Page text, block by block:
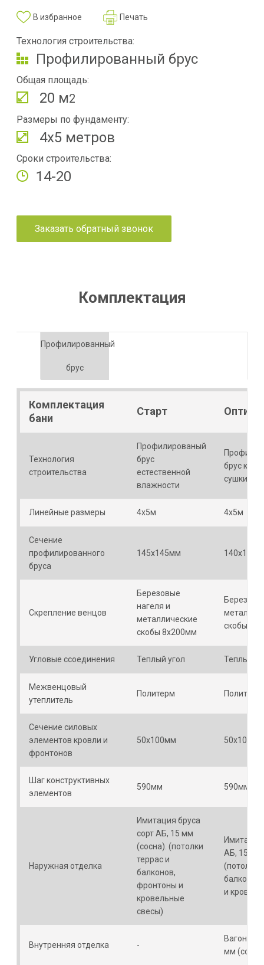
В избранное Печать
Технология строительства:
Профилированный брус
Общая площадь:
20 м2
Размеры по фундаменту:
4х5 метров
Сроки строительства:
14-20
Заказать обратный звонок
Комплектация
Профилированный
брус
Комплектация
бани
Старт
Технология
строительства
Профилированый
брус
естественной
влажности
брус
сушки
Линейные размеры 4х5м 4х5м
Сечение
профилированного
бруса
145х145мм
Скрепление венцов
Березовые
нагеля и
металлические
скобы 8х200мм
скобы
Угловые ссоединения Теплый угол Теплый
Межвенцовый
утеплитель
Политерм Политерм
Сечение силовых
элементов кровли и
фронтонов
50х100мм 50х100мм
Шаг конструктивных
элементов
590мм 590мм
Наружная отделка
Имитация бруса
сорт АБ, 15 мм
(сосна). (потолки
террас и
балконов,
фронтоны и
кровельные
свесы)
Имитация
АБ, 15 мм
(потолки
и
Внутренняя отделка -
Вагонка
мм